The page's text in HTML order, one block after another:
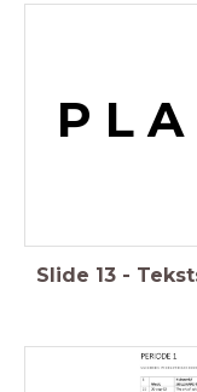
P L
Slide 13 -